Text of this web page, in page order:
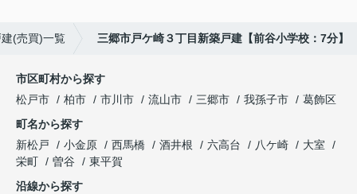
(売買)一覧 三郷市戸ケ崎３丁目新築戸建【前谷小学校：7分】
市区町村から探す
松戸市
柏市 市川市 流山市 三郷市 我孫子市
葛飾区
町名から探す
新松戸
小金原 西馬橋 酒井根 六高台 八ケ崎
大室
栄町
曽谷
東平賀
沿線から探す